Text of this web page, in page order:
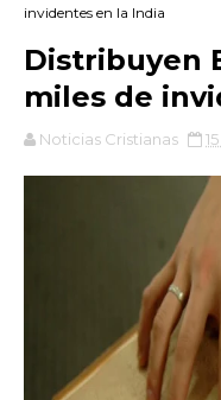
invidentes en la India
Distribuyen
miles de
Noticias Cristianas